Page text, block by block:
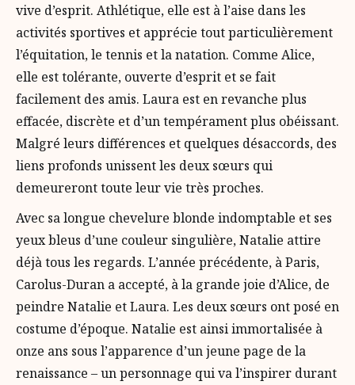
vive d’esprit. Athlétique, elle est à l’aise dans les
activités sportives et apprécie tout particulièrement
l’équitation, le tennis et la natation. Comme Alice,
elle est tolérante, ouverte d’esprit et se fait
facilement des amis. Laura est en revanche plus
effacée, discrète et d’un tempérament plus obéissant.
Malgré leurs différences et quelques désaccords, des
liens profonds unissent les deux sœurs qui
demeureront toute leur vie très proches.
Avec sa longue chevelure blonde indomptable et ses
yeux bleus d’une couleur singulière, Natalie attire
déjà tous les regards. L’année précédente, à Paris,
Carolus-Duran a accepté, à la grande joie d’Alice, de
peindre Natalie et Laura. Les deux sœurs ont posé en
costume d’époque. Natalie est ainsi immortalisée à
onze ans sous l’apparence d’un jeune page de la
renaissance – un personnage qui va l’inspirer durant